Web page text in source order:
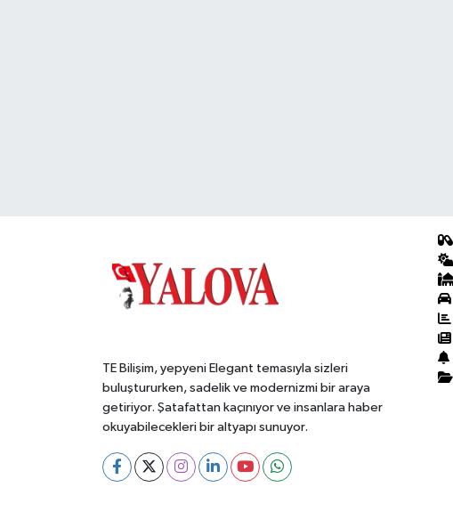
TE Bilişim, yepyeni Elegant temasıyla sizleri
buluştururken, sadelik ve modernizmi bir araya
getiriyor. Şatafattan kaçınıyor ve insanlara haber
okuyabilecekleri bir altyapı sunuyor.